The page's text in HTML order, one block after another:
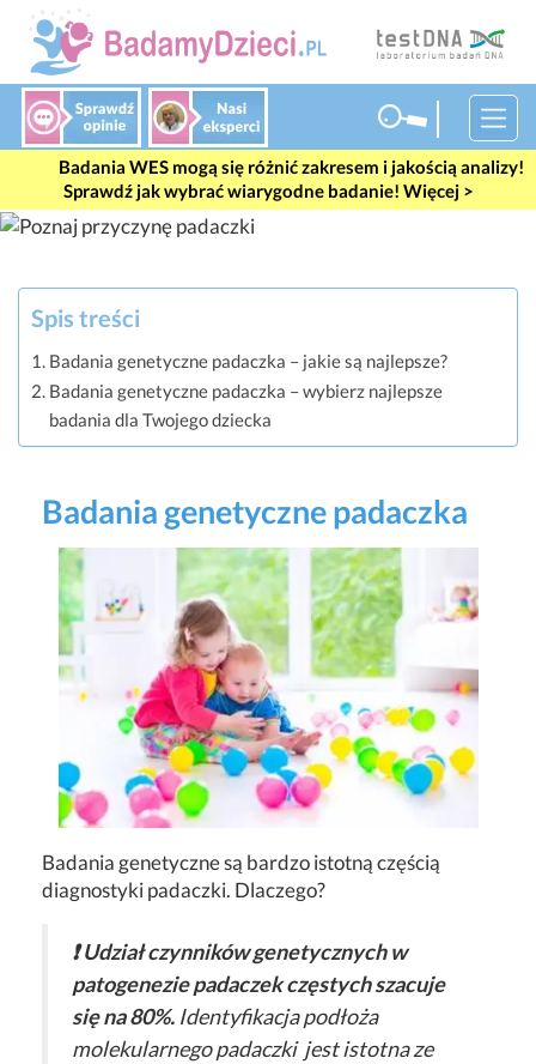
Badania WES mogą się różnić zakresem i jakością analizy!
Sprawdź jak wybrać wiarygodne badanie! Więcej >
Badania genetyczne padaczka
Badania genetyczne są bardzo istotną częścią
diagnostyki padaczki. Dlaczego?
❗ Udział czynników genetycznych w
patogenezie padaczek częstych szacuje
się na 80%. Identyfikacja podłoża
molekularnego padaczki jest istotna ze
Spis treści
Badania genetyczne padaczka – jakie są najlepsze?
Badania genetyczne padaczka – wybierz najlepsze
badania dla Twojego dziecka